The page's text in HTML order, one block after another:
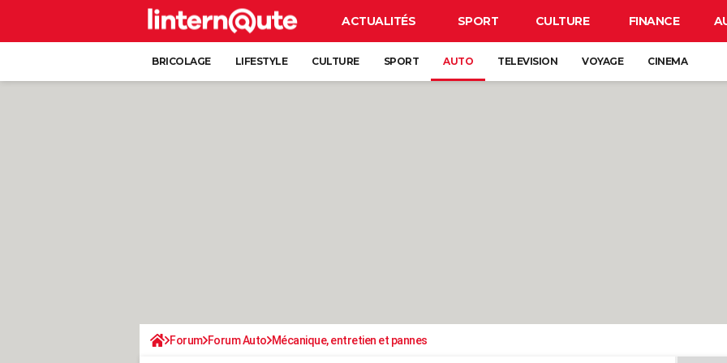
ACTUALITÉS SPORT CULTURE FINANCE
BRICOLAGE LIFESTYLE CULTURE SPORT AUTO TELEVISION VOYAGE CINEMA
Forum Forum Auto Mécanique, entretien et pannes